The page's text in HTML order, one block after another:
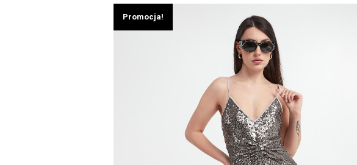
Promocja!